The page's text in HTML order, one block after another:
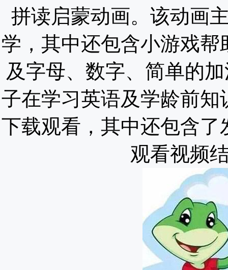
拼读启蒙动画。该动画
学，其中还包含小游戏
及字母、数字、简单的
子在学习英语及学龄前
下载观看，其中还包含
观看视频